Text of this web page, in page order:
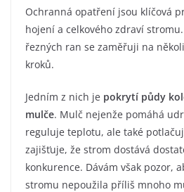
Ochranná opatření jsou klíčová
hojení a celkového zdraví
řezných ran se zaměřuji na
kroků.
Jedním z nich je pokrytí půdy
mulče. Mulč nejenže pomáhá
reguluje teplotu, ale také
zajišťuje, že strom dostává
konkurence. Dávám však pozor,
stromu nepoužila příliš mnoho